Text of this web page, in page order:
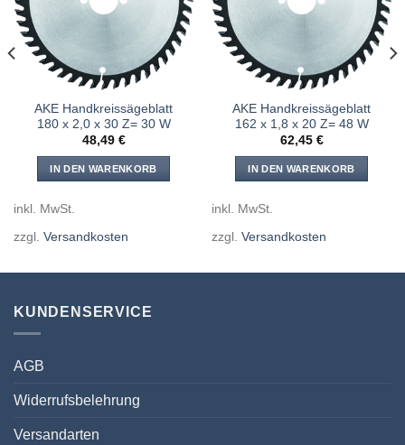
hinzufügen
AKE Handkreissägeblatt
180 x 2,0 x 30 Z= 30 W
48,49 €
IN DEN WARENKORB
inkl. MwSt.
zzgl. Versandkosten
hinzufügen
AKE Handkreissägeblatt
162 x 1,8 x 20 Z= 48 W
62,45 €
IN DEN WARENKORB
inkl. MwSt.
zzgl. Versandkosten
KUNDENSERVICE
AGB
Widerrufsbelehrung
Versandarten